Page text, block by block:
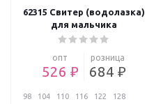
62315 Свитер (водолазка)
для мальчика
опт
526 ₽
розница
684 ₽
98 104 110 116 122 128